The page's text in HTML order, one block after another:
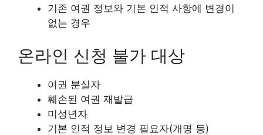
기존 여권 정보와 기본 인적 사항에 변경이
없는 경우
온라인 신청 불가 대상
여권 분실자
훼손된 여권 재발급
미성년자
기본 인적 정보 변경 필요자(개명 등)